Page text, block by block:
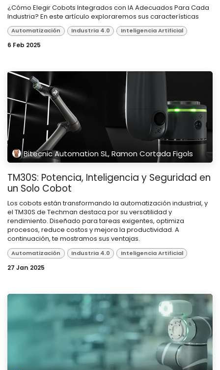
¿Cómo Elegir Cobots Integrados con IA Adecuados Para Cada
Industria? En este artículo exploraremos sus características
Automatización Industria 4.0 Inteligencia Artificial
6 Feb 2025
Bitecnic Automation SL, Ramon Cortada Figols
TM30S: Potencia, Inteligencia y Seguridad en
un Solo Cobot
Los cobots están transformando la automatización industrial, y
el TM30S de Techman destaca por su versatilidad y
rendimiento. Diseñado para tareas exigentes, optimiza
procesos, reduce costos y mejora la productividad. A
continuación, te mostramos sus ventajas.
Automatización Industria 4.0 Inteligencia Artificial
27 Jan 2025